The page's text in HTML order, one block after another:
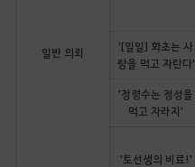
일반 의뢰
'[일일] 화초는 사
랑을 먹고 자란다'
'정령수는 정성을
먹고 자라지'
'토선생의 비료!'